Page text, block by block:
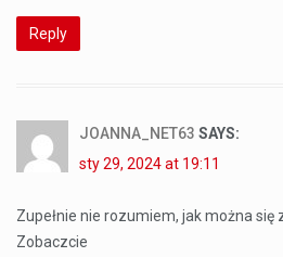
Reply
JOANNA_NET63 SAYS:
sty 29, 2024 at 19:11
Zupełnie nie rozumiem, jak można się
Zobaczcie